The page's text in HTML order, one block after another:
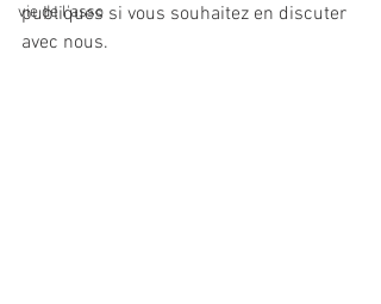
vie de l'asso
publiques si vous souhaitez en discuter
avec nous.